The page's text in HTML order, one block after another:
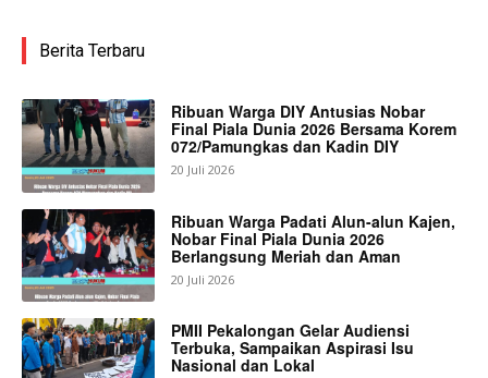
Berita Terbaru
Ribuan Warga DIY Antusias Nobar
Final Piala Dunia 2026 Bersama Korem
072/Pamungkas dan Kadin DIY
20 Juli 2026
Ribuan Warga Padati Alun-alun Kajen,
Nobar Final Piala Dunia 2026
Berlangsung Meriah dan Aman
20 Juli 2026
PMII Pekalongan Gelar Audiensi
Terbuka, Sampaikan Aspirasi Isu
Nasional dan Lokal